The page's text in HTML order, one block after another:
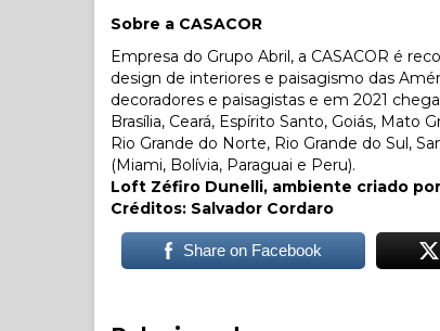
Sobre a CASACOR
Empresa do Grupo Abril, a CASACOR é
design de interiores e paisagismo das
decoradores e paisagistas e em 2021
Brasília, Ceará, Espírito Santo, Goiás, Mato
Rio Grande do Norte, Rio Grande do Sul,
(Miami, Bolívia, Paraguai e Peru).
Loft Zéfiro Dunelli, ambiente criado por
Créditos: Salvador Cordaro
Share on Facebook